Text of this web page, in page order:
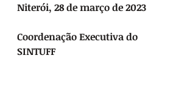
Niterói, 28 de março de 2023
Coordenação Executiva do
SINTUFF